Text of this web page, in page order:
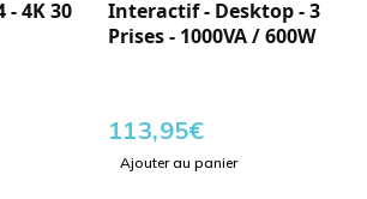
- 4K 30
Interactif - Desktop - 3
Prises - 1000VA / 600W
113,95€
Ajouter au panier